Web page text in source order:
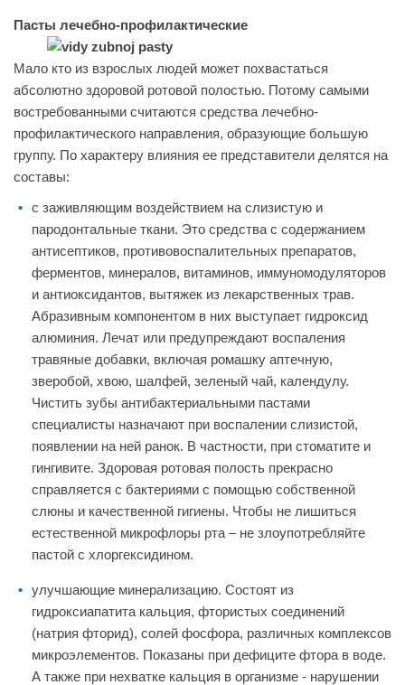
Пасты лечебно-профилактические
Мало кто из взрослых людей может похвастаться
абсолютно здоровой ротовой полостью. Потому самыми
востребованными считаются средства лечебно-
профилактического направления, образующие большую
группу. По характеру влияния ее представители делятся на
составы:
с заживляющим воздействием на слизистую и
пародонтальные ткани. Это средства с содержанием
антисептиков, противовоспалительных препаратов,
ферментов, минералов, витаминов, иммуномодуляторов
и антиоксидантов, вытяжек из лекарственных трав.
Абразивным компонентом в них выступает гидроксид
алюминия. Лечат или предупреждают воспаления
травяные добавки, включая ромашку аптечную,
зверобой, хвою, шалфей, зеленый чай, календулу.
Чистить зубы антибактериальными пастами
специалисты назначают при воспалении слизистой,
появлении на ней ранок. В частности, при стоматите и
гингивите. Здоровая ротовая полость прекрасно
справляется с бактериями с помощью собственной
слюны и качественной гигиены. Чтобы не лишиться
естественной микрофлоры рта – не злоупотребляйте
пастой с хлоргексидином.
улучшающие минерализацию. Состоят из
гидроксиапатита кальция, фтористых соединений
(натрия фторид), солей фосфора, различных комплексов
микроэлементов. Показаны при дефиците фтора в воде.
А также при нехватке кальция в организме - нарушении